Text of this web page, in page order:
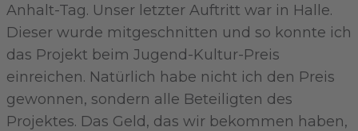
Anhalt-Tag. Unser letzter Auftritt war in Halle.
Dieser wurde mitgeschnitten und so konnte ich
das Projekt beim Jugend-Kultur-Preis
einreichen. Natürlich habe nicht ich den Preis
gewonnen, sondern alle Beteiligten des
Projektes. Das Geld, das wir bekommen haben,